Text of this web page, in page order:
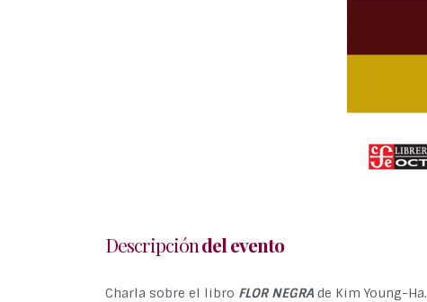
Descripcióndel evento
Charla sobre el libro FLOR NEGRA de Kim Young-Ha.